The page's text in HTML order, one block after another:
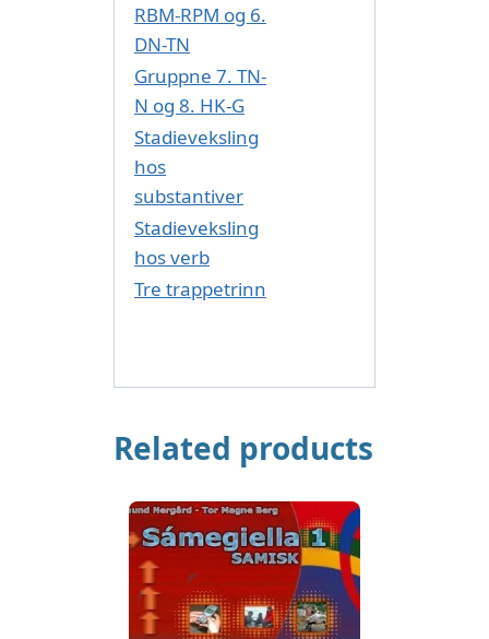
RBM-RPM og 6.
DN-TN
Gruppne 7. TN-
N og 8. HK-G
Stadieveksling
hos
substantiver
Stadieveksling
hos verb
Tre trappetrinn
Related products